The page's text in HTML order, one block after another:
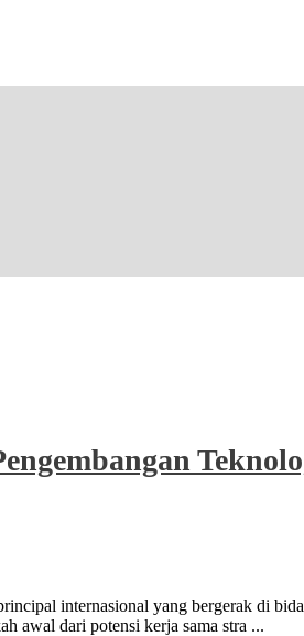
internasional yang bergerak di
awal dari potensi kerja sama stra ...